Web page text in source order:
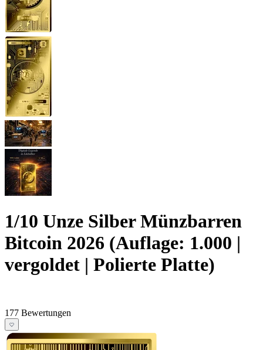
1/10 Unze Silber Münzbarren
Bitcoin 2026 (Auflage: 1.000 |
vergoldet | Polierte Platte)
177 Bewertungen